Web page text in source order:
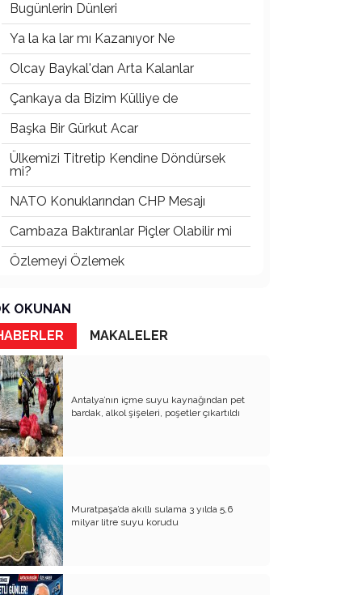
Bugünlerin Dünleri
Ya la ka lar mı Kazanıyor Ne
Olcay Baykal'dan Arta Kalanlar
Çankaya da Bizim Külliye de
Başka Bir Gürkut Acar
Ülkemizi Titretip Kendine Döndürsek
mi?
NATO Konuklarından CHP Mesajı
Cambaza Baktıranlar Piçler Olabilir mi
Özlemeyi Özlemek
Yaşananların Vebali Kim
Siyasetin Kökleri Köklerin Siyaseti
Nereye CHP Nereye
Öf Öf de Öf Öf
Birbirimizi Anlasak mı
Kapitalist Yaşam Tarzına İslami
Ekonomi
Mayıs’ta öldürüldük, Haziran’da direndik.
İki Miras T.C ve CHP
Atanı Tanımak Gurur Verir
OKUNAN
MAKALELER
Antalya’nın içme suyu kaynağından pet
bardak, alkol şişeleri, poşetler çıkartıldı
Muratpaşa’da akıllı sulama 3 yılda 5,6
milyar litre suyu korudu